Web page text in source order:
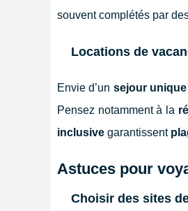
souvent complétés par
Locations de
Envie d’un sejour unique
Pensez notamment à la
inclusive garantissent
Astuces pour
Choisir des sites